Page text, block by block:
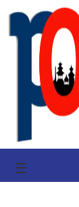
गृहपृष्ठ
भिडियो
☰